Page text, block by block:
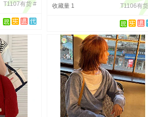
T1107有货 #
收藏量 1
T1106有